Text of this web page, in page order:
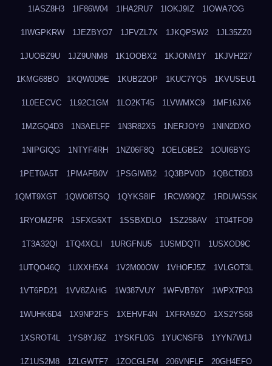
1IASZ8H3 1IF86W04 1IHA2RU7 1IOKJ9IZ 1IOWA7OG
1IWGPKRW 1JEZBYO7 1JFVZL7X 1JKQPSW2 1JL35ZZ0
1JUOBZ9U 1JZ9UNM8 1K1OOBX2 1KJONM1Y 1KJVH227
1KMG68BO 1KQW0D9E 1KUB22OP 1KUC7YQ5 1KVUSEU1
1L0EECVC 1L92C1GM 1LO2KT45 1LVWMXC9 1MF16JX6
1MZGQ4D3 1N3AELFF 1N3R82X5 1NERJOY9 1NIN2DXO
1NIPGIQG 1NTYF4RH 1NZ06F8Q 1OELGBE2 1OUI6BYG
1PET0A5T 1PMAFB0V 1PSGIWB2 1Q3BPV0D 1QBCT8D3
1QMT9XGT 1QWO8TSQ 1QYKS8IF 1RCW99QZ 1RDUWSSK
1RYOMZPR 1SFXG5XT 1SSBXDLO 1SZ258AV 1T04TFO9
1T3A32QI 1TQ4XCLI 1URGFNU5 1USMDQTI 1USXOD9C
1UTQO46Q 1UXXH5X4 1V2M00OW 1VHOFJ5Z 1VLGOT3L
1VT6PD21 1VV8ZAHG 1W387VUY 1WFVB76Y 1WPX7P03
1WUHK6D4 1X9NP2FS 1XEHVF4N 1XFRA9ZO 1XS2YS68
1XSROT4L 1YS8YJ6Z 1YSKFL0G 1YUCNSFB 1YYN7W1J
1Z1US2M8 1ZLGWTF7 1ZOCGLFM 206VNFLF 20GH4EFO